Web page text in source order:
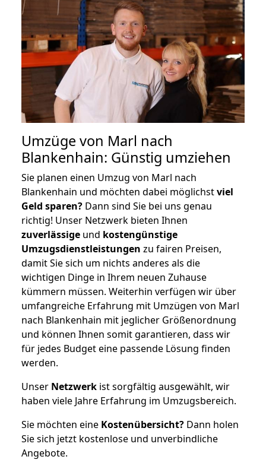
Umzüge von Marl nach
Blankenhain: Günstig umziehen
Sie planen einen Umzug von Marl nach
Blankenhain und möchten dabei möglichstviel
Geld sparen? Dann sind Sie bei uns genau
richtig! Unser Netzwerk bieten Ihnen
zuverlässige und kostengünstige
Umzugsdienstleistungen zu fairen Preisen,
damit Sie sich um nichts anderes als die
wichtigen Dinge in Ihrem neuen Zuhause
kümmern müssen. Weiterhin verfügen wir über
umfangreiche Erfahrung mit Umzügen von Marl
nach Blankenhain mit jeglicher Größenordnung
und können Ihnen somit garantieren, dass wir
für jedes Budget eine passende Lösung finden
werden.
Unser Netzwerk ist sorgfältig ausgewählt, wir
haben viele Jahre Erfahrung im Umzugsbereich.
Sie möchten eine Kostenübersicht? Dann holen
Sie sich jetzt kostenlose und unverbindliche
Angebote.